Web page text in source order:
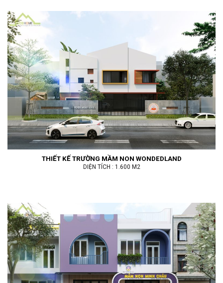
THIẾT KẾ TRƯỜNG MẦM NON WONDEDLAND
DIỆN TÍCH : 1.600 M2